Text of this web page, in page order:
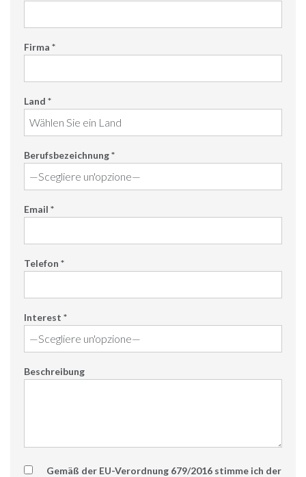
Firma *
Land *
Berufsbezeichnung *
Email *
Telefon *
Interest *
Beschreibung
Gemäß der EU-Verordnung 679/2016 stimme ich der